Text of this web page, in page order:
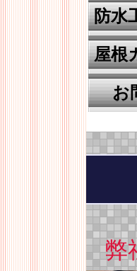
防水
屋根
お
弊